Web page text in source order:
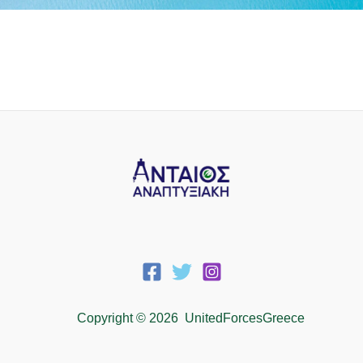
Copyright © 2026 UnitedForcesGreece